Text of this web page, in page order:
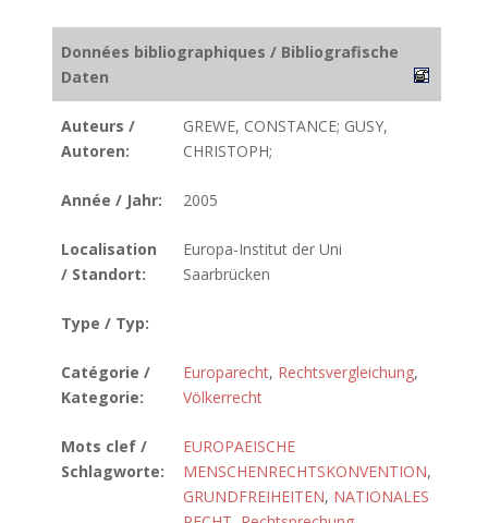
Données bibliographiques / Bibliografische
Daten
Auteurs /
Autoren:
GREWE, CONSTANCE; GUSY,
CHRISTOPH;
Année / Jahr: 2005
Localisation
/ Standort:
Europa-Institut der Uni
Saarbrücken
Type / Typ:
Catégorie /
Kategorie:
Europarecht, Rechtsvergleichung,
Völkerrecht
Mots clef /
Schlagworte:
EUROPAEISCHE
MENSCHENRECHTSKONVENTION,
GRUNDFREIHEITEN, NATIONALES